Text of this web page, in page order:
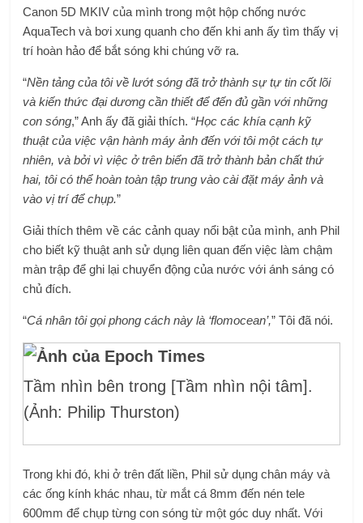
Canon 5D MKIV của mình trong một hộp chống nước
AquaTech và bơi xung quanh cho đến khi anh ấy tìm thấy vị
trí hoàn hảo để bắt sóng khi chúng vỡ ra.
“Nền tảng của tôi về lướt sóng đã trở thành sự tự tin cốt lõi
và kiến ​​thức đại dương cần thiết để đến đủ gần với những
con sóng,” Anh ấy đã giải thích. “Học các khía cạnh kỹ
thuật của việc vận hành máy ảnh đến với tôi một cách tự
nhiên, và bởi vì việc ở trên biển đã trở thành bản chất thứ
hai, tôi có thể hoàn toàn tập trung vào cài đặt máy ảnh và
vào vị trí để chụp.”
Giải thích thêm về các cảnh quay nổi bật của mình, anh Phil
cho biết kỹ thuật anh sử dụng liên quan đến việc làm chậm
màn trập để ghi lại chuyển động của nước với ánh sáng có
chủ đích.
“Cá nhân tôi gọi phong cách này là ‘flomocean’,” Tôi đã nói.
Tầm nhìn bên trong [Tầm nhìn nội tâm].
(Ảnh: Philip Thurston)
Trong khi đó, khi ở trên đất liền, Phil sử dụng chân máy và
các ống kính khác nhau, từ mắt cá 8mm đến nén tele
600mm để chụp từng con sóng từ một góc duy nhất. Với